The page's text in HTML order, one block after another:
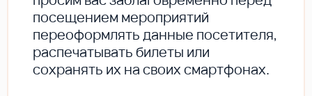
посещением мероприятий
переоформлять данные посетителя,
распечатывать билеты или
сохранять их на своих смартфонах.